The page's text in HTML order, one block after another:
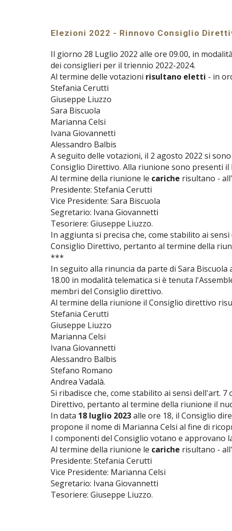
Elezioni 2022 - Rinnovo Consiglio D
Il giorno 28 Luglio 2022 alle ore 09.00, in
dei consiglieri per il triennio 2022-2024.
Al termine delle votazioni risultano eletti - in
Stefania Cerutti
Giuseppe Liuzzo
Sara Biscuola
Marianna Celsi
Ivana Giovannetti
Alessandro Balbis
A seguito delle votazioni, il 2 agosto 2022 si
Consiglio Direttivo. Alla riunione sono presenti il
Al termine della riunione le cariche risultano -
Presidente: Stefania Cerutti
Vice Presidente: Sara Biscuola
Segretario: Ivana Giovannetti
Tesoriere: Giuseppe Liuzzo.
In aggiunta si precisa che, come stabilito ai
Consiglio Direttivo, pertanto al termine della
***
In seguito alla rinuncia da parte di Sara
18.00 in modalità telematica si è tenuta
membri del Consiglio direttivo.
Al termine della riunione il Consiglio direttivo
Stefania Cerutti
Giuseppe Liuzzo
Marianna Celsi
Ivana Giovannetti
Alessandro Balbis
Stefano Romano
Andrea Vadalà.
Si ribadisce che, come stabilito ai sensi dell'art.
Direttivo, pertanto al termine della riunione il
In data 18 luglio 2023alle ore 18, il Consiglio
propone il nome di Marianna Celsi al fine di
I componenti del Consiglio votano e approvano
Al termine della riunione le cariche risultano -
Presidente: Stefania Cerutti
Vice Presidente: Marianna Celsi
Segretario: Ivana Giovannetti
Tesoriere: Giuseppe Liuzzo.